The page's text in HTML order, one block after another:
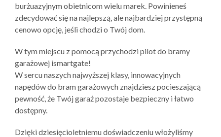
burżuazyjnym obietnicom wielu marek. Powinieneś
zdecydować się na najlepszą, ale najbardziej przystępną
cenowo opcję, jeśli chodzi o Twój dom.
W tym miejscu z pomocą przychodzi pilot do bramy
garażowej ismartgate!
W sercu naszych najwyższej klasy, innowacyjnych
napędów do bram garażowych znajdziesz pocieszającą
pewność, że Twój garaż pozostaje bezpieczny i łatwo
dostępny.
Dzięki dziesięcioletniemu doświadczeniu włożyliśmy